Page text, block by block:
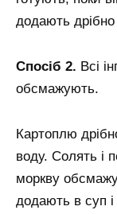
додають
Спосіб 2. Всі
обсмажують.
Картоплю
воду. Солять і
моркву
додають в суп